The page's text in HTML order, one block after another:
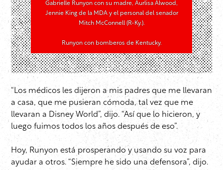
Gabrielle Runyon con su madre, Aurlisa Alwood,
Jennie King de la MDA y el personal del senador
Mitch McConnell (R-Ky.).
Runyon con bomberos de Kentucky.
“Los médicos les dijeron a mis padres que me llevaran
a casa, que me pusieran cómoda, tal vez que me
llevaran a Disney World”, dijo. “Así que lo hicieron, y
luego fuimos todos los años después de eso”.
Hoy, Runyon está prosperando y usando su voz para
ayudar a otros. “Siempre he sido una defensora”, dijo.